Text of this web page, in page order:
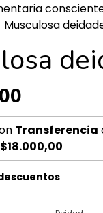
Musculosa
Transferencia
$18.000,00